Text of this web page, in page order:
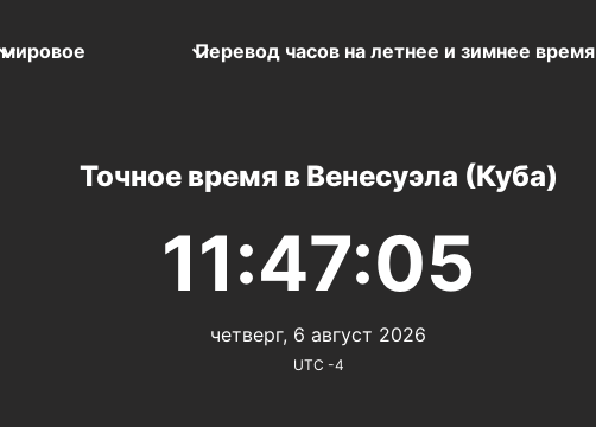
мировое Перевод часов на летнее и зимнее время
Точное время в Венесуэла (Куба)
11:47:05
четверг, 6 август 2026
UTC -4